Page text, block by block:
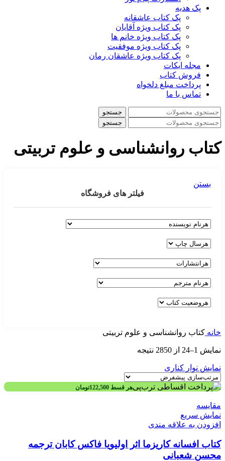
پک هدیه
پک کتاب عاشقانه
پک کتاب ویژه آقایان
پک کتاب ویژه خانم ها
پک کتاب ویژه موفقیت
پک کتاب ویژه عاشقان رمان
مجله ایکات
فروش کتاب
پرداخت مبلغ دلخواه
تماس با ما
جستجو
جستجو
کتاب روانشناسی و علوم تربیتی
بستن
خانه کتاب روانشناسی و علوم تربیتی
نمایش 1–24 از 2850 نتیجه
نمایش نوار کناری
هر قسط 122,500تومان
مقايسه
نمایش سریع
افزودن به علاقه مندی
کتاب افسانه کاریزما اثر اولیویا فاکس کابان ترجمه
محسن شعبانی